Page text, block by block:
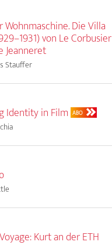
Wohnmaschine. Die Villa
von Le Corbusier
Jeanneret
Stauffer
Identity in Film ABO
Kurt an der ETH